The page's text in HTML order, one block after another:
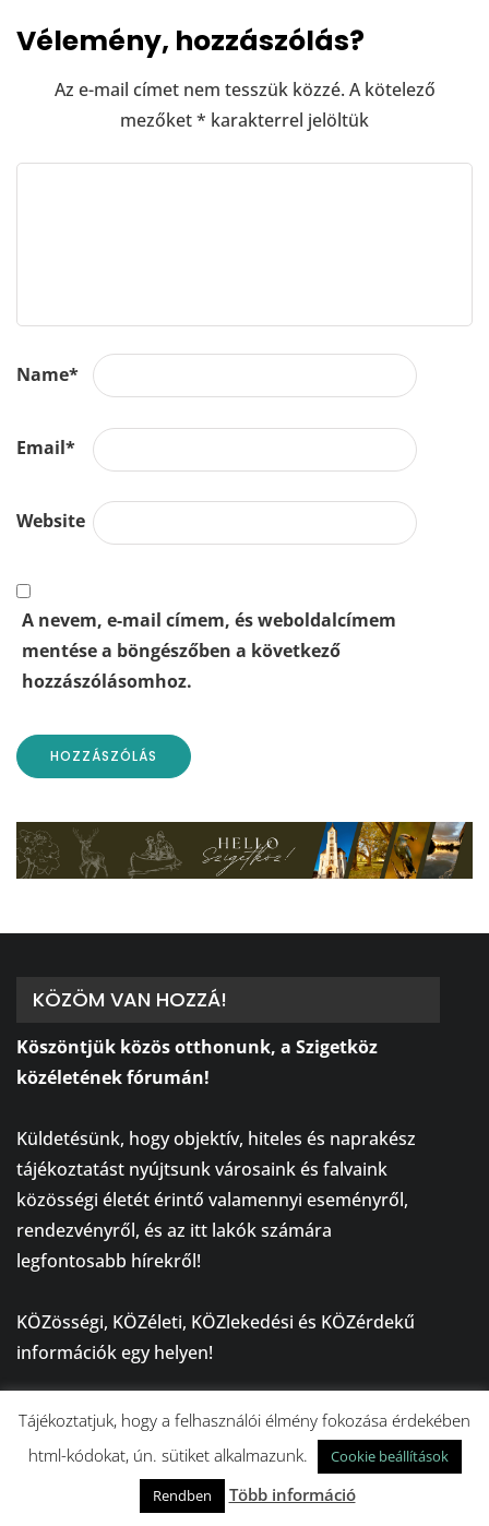
Vélemény, hozzászólás?
Az e-mail címet nem tesszük közzé. A kötelező
mezőket* karakterrel jelöltük
Name*
Email*
Website
A nevem, e-mail címem, és weboldalcímem
mentése a böngészőben a következő
hozzászólásomhoz.
KÖZÖM VAN HOZZÁ!
Köszöntjük közös otthonunk, a Szigetköz
közéletének fórumán!
Küldetésünk, hogy objektív, hiteles és naprakész
tájékoztatást nyújtsunk városaink és falvaink
közösségi életét érintő valamennyi eseményről,
rendezvényről, és az itt lakók számára
legfontosabb hírekről!
KÖZösségi, KÖZéleti, KÖZlekedési és KÖZérdekű
információk egy helyen!
A SzigetKÖZélet mindannyiunké, amely iránytűként
szolgál a tájékozódásban!
Tájékoztatjuk, hogy a felhasználói élmény fokozása érdekében
html-kódokat, ún. sütiket alkalmazunk.
Cookie beállítások
Rendben
Több információ